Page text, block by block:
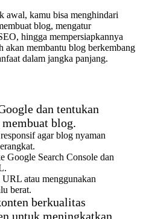
awal, kamu bisa menghindari
blog, mengatur
hingga mempersiapkannya
akan membantu blog berkembang
dalam jangka panjang.
dan tentukan
blog.
agar blog nyaman
Google Search Console dan
atau menggunakan
berat.
berkualitas
untuk meningkatkan